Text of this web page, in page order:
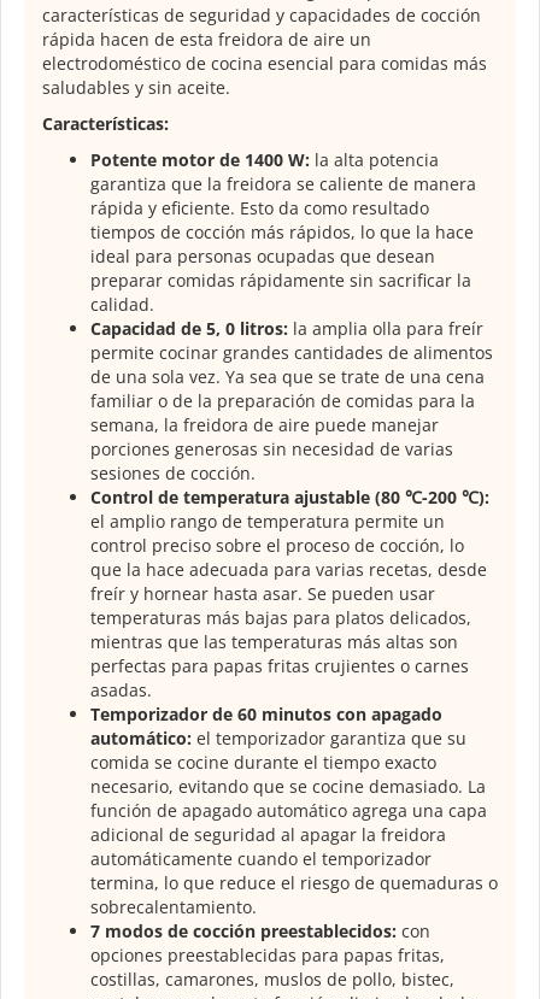
características de seguridad y capacidades de cocción
rápida hacen de esta freidora de aire un
electrodoméstico de cocina esencial para comidas más
saludables y sin aceite.
Características:
Potente motor de 1400 W: la alta potencia
garantiza que la freidora se caliente de manera
rápida y eficiente. Esto da como resultado
tiempos de cocción más rápidos, lo que la hace
ideal para personas ocupadas que desean
preparar comidas rápidamente sin sacrificar la
calidad.
Capacidad de 5, 0 litros: la amplia olla para freír
permite cocinar grandes cantidades de alimentos
de una sola vez. Ya sea que se trate de una cena
familiar o de la preparación de comidas para la
semana, la freidora de aire puede manejar
porciones generosas sin necesidad de varias
sesiones de cocción.
Control de temperatura ajustable (80 ℃-200 ℃):
el amplio rango de temperatura permite un
control preciso sobre el proceso de cocción, lo
que la hace adecuada para varias recetas, desde
freír y hornear hasta asar. Se pueden usar
temperaturas más bajas para platos delicados,
mientras que las temperaturas más altas son
perfectas para papas fritas crujientes o carnes
asadas.
Temporizador de 60 minutos con apagado
automático: el temporizador garantiza que su
comida se cocine durante el tiempo exacto
necesario, evitando que se cocine demasiado. La
función de apagado automático agrega una capa
adicional de seguridad al apagar la freidora
automáticamente cuando el temporizador
termina, lo que reduce el riesgo de quemaduras o
sobrecalentamiento.
7 modos de cocción preestablecidos: con
opciones preestablecidas para papas fritas,
costillas, camarones, muslos de pollo, bistec,